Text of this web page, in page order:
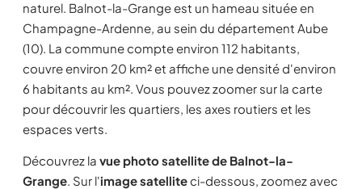
naturel. Balnot-la-Grange est un hameau située en
Champagne-Ardenne, au sein du département Aube
(10). La commune compte environ 112 habitants,
couvre environ 20 km² et affiche une densité d'environ
6 habitants au km². Vous pouvez zoomer sur la carte
pour découvrir les quartiers, les axes routiers et les
espaces verts.
Découvrez la vue photo satellite de Balnot-la-
Grange. Sur l'image satelliteci-dessous, zoomez avec